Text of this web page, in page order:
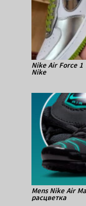
Nike Air Force 1
Nike
Mens Nike Air
расцветка